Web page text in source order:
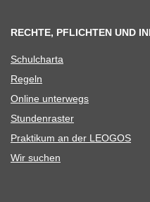
RECHTE, PFLICHTEN UND
Schul­charta
Regeln
Online unter­wegs
Stun­den­ras­ter
Prak­ti­kum an der LEOGOS
Wir suchen